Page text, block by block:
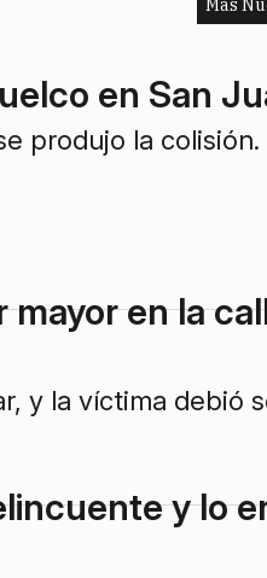
Más
en San
produjo la colisión.
en la
y la víctima debió
y lo